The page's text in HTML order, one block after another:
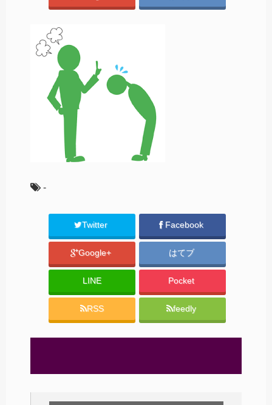
-
Twitter Facebook
Google+ はてブ
LINE Pocket
RSS feedly